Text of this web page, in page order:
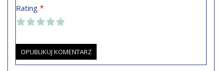
Rating *